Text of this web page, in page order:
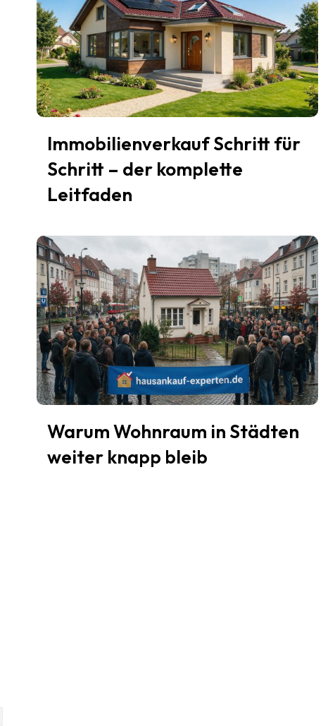
Immobilienverkauf Schritt für
Schritt – der komplette
Leitfaden
Warum Wohnraum in Städten
weiter knapp bleib